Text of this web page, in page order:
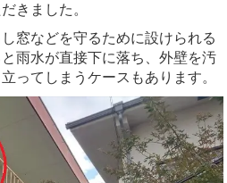
きました。
窓などを守るために設けられる
雨水が直接下に落ち、外壁を汚
ってしまうケースもあります。